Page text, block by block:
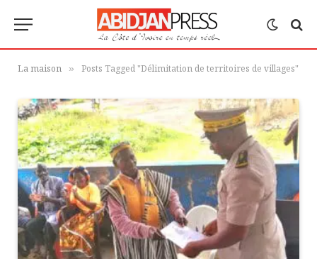
La maison » Posts Tagged "Délimitation de territoires de villages"